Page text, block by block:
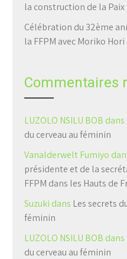
la construction de la Paix
Célébration du 32ème
la FFPM avec Moriko Hori
Commentaires
LUZOLO NSILU BOB dans
du cerveau au féminin
Vanalderwelt Fumiyo
présidente et de la
FFPM dans les Hauts de
Suzuki dans Les secrets
féminin
LUZOLO NSILU BOB dans
du cerveau au féminin